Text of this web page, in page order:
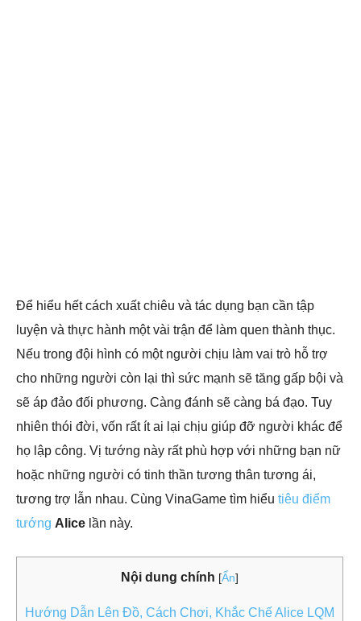
Để hiểu hết cách xuất chiêu và tác dụng bạn cần tập
luyện và thực hành một vài trận để làm quen thành thục.
Nếu trong đội hình có một người chịu làm vai trò hỗ trợ
cho những người còn lại thì sức mạnh sẽ tăng gấp bội và
sẽ áp đảo đối phương. Càng đánh sẽ càng bá đạo. Tuy
nhiên thói đời, vốn rất ít ai lại chịu giúp đỡ người khác để
họ lập công. Vị tướng này rất phù hợp với những bạn nữ
hoặc những người có tinh thần tương thân tương ái,
tương trợ lẫn nhau. Cùng VinaGame tìm hiểu tiêu điểm
tướng Alice lần này.
Nội dung chính [Ẩn]
Hướng Dẫn Lên Đồ, Cách Chơi, Khắc Chế Alice LQM